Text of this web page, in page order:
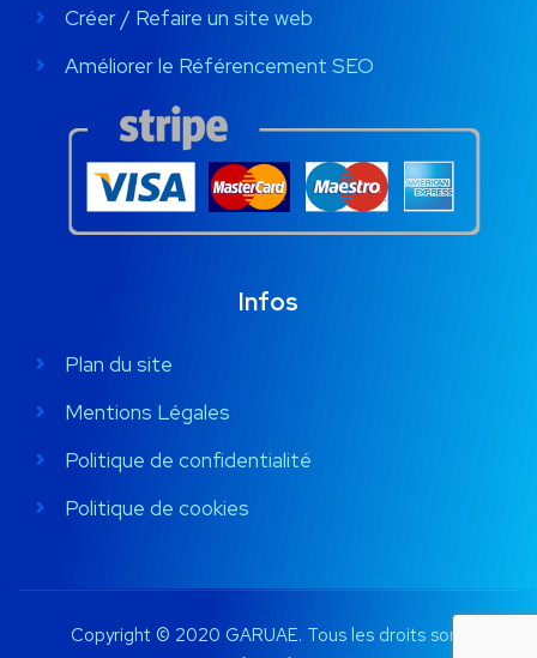
Créer / Refaire un site web
Améliorer le Référencement SEO
Infos
Plan du site
Mentions Légales
Politique de confidentialité
Politique de cookies
Copyright © 2020 GARUAE. Tous les droits sont